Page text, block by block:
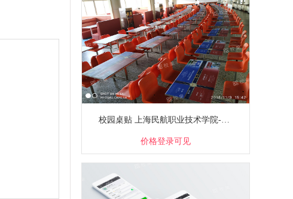
价格登录可见